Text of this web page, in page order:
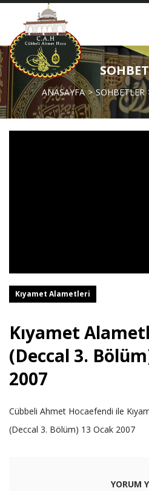
ANASAYFA SOHBETLER
Kıyamet Alametleri
Kıyamet
(Deccal 3.
2007
Cübbeli Ahmet Hocaefendi ile
(Deccal 3. Bölüm) 13 Ocak 2007
YORUM